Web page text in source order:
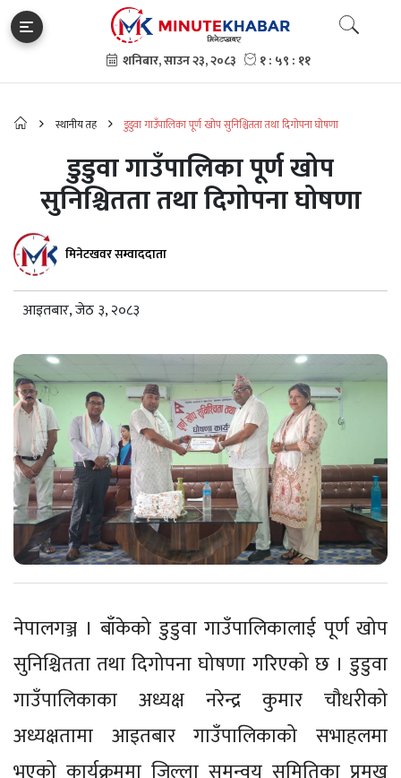
स्थानीय तह डुडुवा गाउँपालिका पूर्ण खोप सुनिश्चितता तथा दिगोपना घोषणा
डुडुवा गाउँपालिका पूर्ण खोप
सुनिश्चितता तथा दिगोपना घोषणा
मिनेटखवर सम्वाददाता
आइतबार, जेठ ३, २०८३
नेपालगञ्ज । बाँकेको डुडुवा गाउँपालिकालाई पूर्ण खोप
सुनिश्चितता तथा दिगोपना घोषणा गरिएको छ । डुडुवा
गाउँपालिकाका अध्यक्ष नरेन्द्र कुमार चौधरीको
अध्यक्षतामा आइतबार गाउँपालिकाको सभाहलमा